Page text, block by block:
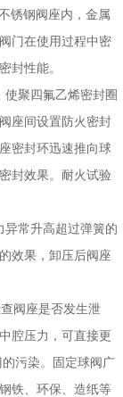
锈钢阀座内，金属
门在使用过程中密
封性能。
聚四氟乙烯密封圈
座间设置防火密封
密封环迅速推向球
封效果。耐火试验
异常升高超过弹簧的
效果，卸压后阀座
阀座是否发生泄
腔压力，可直接更
污染。固定球阀广
铁、环保、造纸等